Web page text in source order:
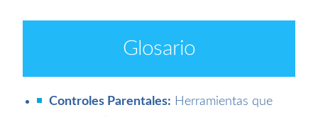
Glosario
Controles Parentales: Herramientas que